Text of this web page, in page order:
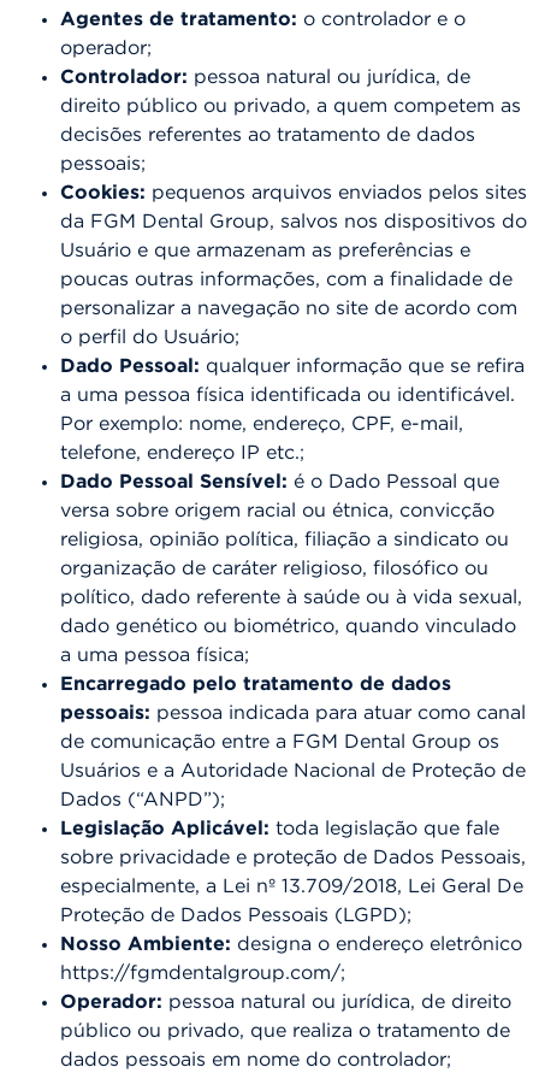
Agentes de tratamento: o controlador e o
operador;
Controlador: pessoa natural ou jurídica, de
direito público ou privado, a quem competem as
decisões referentes ao tratamento de dados
pessoais;
Cookies: pequenos arquivos enviados pelos sites
da FGM Dental Group, salvos nos dispositivos do
Usuário e que armazenam as preferências e
poucas outras informações, com a finalidade de
personalizar a navegação no site de acordo com
o perfil do Usuário;
Dado Pessoal: qualquer informação que se refira
a uma pessoa física identificada ou identificável.
Por exemplo: nome, endereço, CPF, e-mail,
telefone, endereço IP etc.;
Dado Pessoal Sensível: é o Dado Pessoal que
versa sobre origem racial ou étnica, convicção
religiosa, opinião política, filiação a sindicato ou
organização de caráter religioso, filosófico ou
político, dado referente à saúde ou à vida sexual,
dado genético ou biométrico, quando vinculado
a uma pessoa física;
Encarregado pelo tratamento de dados
pessoais: pessoa indicada para atuar como canal
de comunicação entre a FGM Dental Group os
Usuários e a Autoridade Nacional de Proteção de
Dados (“ANPD”);
Legislação Aplicável: toda legislação que fale
sobre privacidade e proteção de Dados Pessoais,
especialmente, a Lei nº 13.709/2018, Lei Geral De
Proteção de Dados Pessoais (LGPD);
Nosso Ambiente: designa o endereço eletrônico
https://fgmdentalgroup.com/;
Operador: pessoa natural ou jurídica, de direito
público ou privado, que realiza o tratamento de
dados pessoais em nome do controlador;